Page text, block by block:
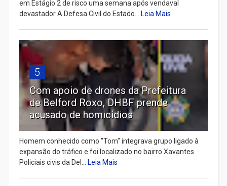
em Estágio 2 de risco uma semana após vendaval
devastador A Defesa Civil do Estado... Leia Mais
5
Com apoio de drones da Prefeitura
de Belford Roxo, DHBF prende
acusado de homicídios
Homem conhecido como "Tom" integrava grupo ligado à
expansão do tráfico e foi localizado no bairro Xavantes
Policiais civis da Del... Leia Mais